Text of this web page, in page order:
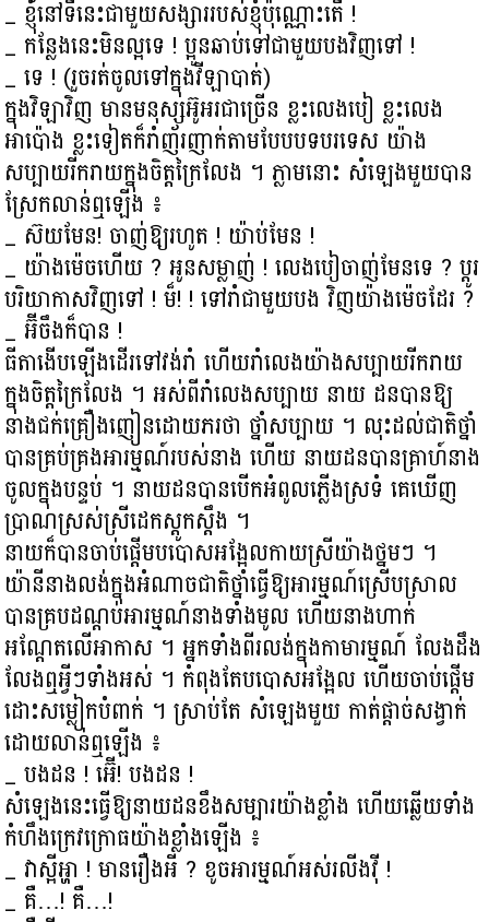
_ ខ្ញុំនៅទីនេះជាមួយសង្សាររបស់ខ្ញុំប៉ុណ្ណោះតើ !
_ កន្លែងនេះមិនល្អទេ ! ប្អូនឆាប់ទៅជាមួយបងវិញទៅ !
_ ទេ ! (រួចរត់ចូលទៅក្នុងវីឡាបាត់)
ក្នុងវិឡាវិញ មានមនុស្សអ៊ូអរជាច្រើន ខ្លះលេងបៀ ខ្លះលេង
អាប៉ោង ខ្លះទៀតក៏រាំញ័រញាក់តាមបែបបទបរទេស យ៉ាង
សប្បាយរីករាយក្នុងចិត្តក្រៃលែង ។ ភ្លាមនោះ សំឡេងមួយបាន
ស្រែកលាន់ឮឡើង ៖
_ ស៊យមែន! ចាញ់ឱ្យរហូត ! យ៉ាប់មែន !
_ យ៉ាងម៉េចហើយ ? អូនសម្លាញ់ ! លេងបៀចាញ់មែនទេ ? ប្ដូរ
បរិយាកាសវិញទៅ ! ម៏! ! ទៅរាំជាមួយបង វិញយ៉ាងម៉េចដែរ ?
_ អ៊ីចឹងក៏បាន !
ធីតាងើបឡើងដើរទៅវង់រាំ ហើយរាំលេងយ៉ាងសប្បាយរីករាយ
ក្នុងចិត្តក្រៃលែង ។ អស់ពីរាំលេងសប្បាយ នាយ ដនបានឱ្យ
នាងជក់គ្រឿងញៀនដោយភរថា ថ្នាំសប្បាយ ។ លុះដល់ជាតិថ្នាំ
បានគ្រប់គ្រងអារម្មណ៍របស់នាង ហើយ នាយដនបានគ្រាហ៍នាង
ចូលក្នុងបន្ទប់ ។ នាយដនបានបើកអំពូលភ្លើងស្រទំ គេឃើញ
ប្រាណស្រស់ស្រីដេកស្ដូកស្ដឹង ។
នាយក៏បានចាប់ផ្ដើមបបោសអង្អែលកាយស្រីយ៉ាងថ្នមៗ ។
យ៉ានីនាងលង់ក្នុងអំណាចជាតិថ្នាំធ្វើឱ្យអារម្មណ៍ស្រើបស្រាល
បានគ្របដណ្ដប់អារម្មណ៍នាងទាំងមូល ហើយនាងហាក់
អណ្ដែតលើអាកាស ។ អ្នកទាំងពីរលង់ក្នុងកាមារម្មណ៍ លែងដឹង
លែងឮអ្វីៗទាំងអស់ ។ កំពុងតែបបោសអង្អែល ហើយចាប់ផ្ដើម
ដោះសម្លៀកបំពាក់ ។ ស្រាប់តែ សំឡេងមួយ កាត់ផ្ដាច់សង្វាក់
ដោយលាន់ឮឡើង ៖
_ បងដន ! អ៊ើ! បងដន !
សំឡេងនេះធ្វើឱ្យនាយដនខឹងសម្បារយ៉ាងខ្លាំង ហើយឆ្លើយទាំង
កំហឹងក្រេវក្រោធយ៉ាងខ្លាំងឡើង ៖
_ វាស្អីអ្ហា ! មានរឿងអី ? ខូចអារម្មណ៍អស់រលីងវ៉ី !
_ គឺ…! គឺ…!